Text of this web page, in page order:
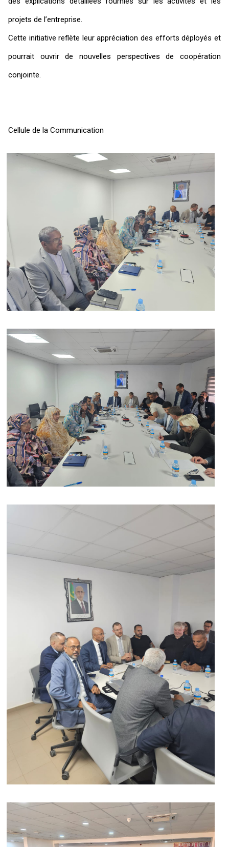
projets de l’entreprise.
Cette initiative reflète leur appréciation des efforts déployés et
pourrait ouvrir de nouvelles perspectives de coopération
conjointe.
Cellule de la Communication